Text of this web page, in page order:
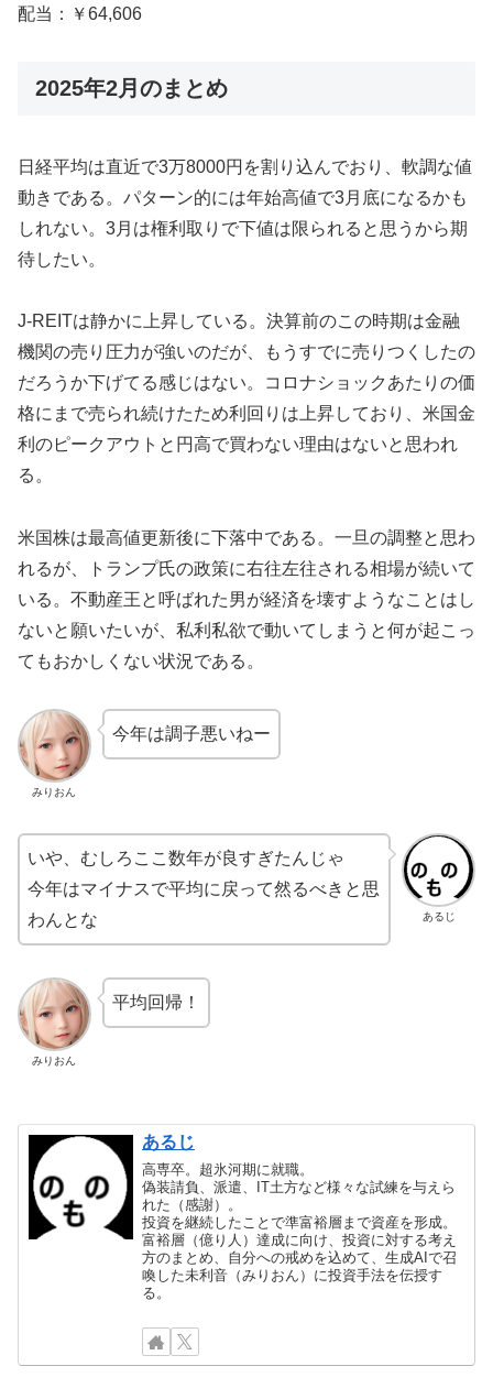
配当：￥64,606
2025年2月のまとめ
日経平均は直近で3万8000円を割り込んでおり、軟調な値
動きである。パターン的には年始高値で3月底になるかも
しれない。3月は権利取りで下値は限られると思うから期
待したい。
J-REITは静かに上昇している。決算前のこの時期は金融
機関の売り圧力が強いのだが、もうすでに売りつくしたの
だろうか下げてる感じはない。コロナショックあたりの価
格にまで売られ続けたため利回りは上昇しており、米国金
利のピークアウトと円高で買わない理由はないと思われ
る。
米国株は最高値更新後に下落中である。一旦の調整と思わ
れるが、トランプ氏の政策に右往左往される相場が続いて
いる。不動産王と呼ばれた男が経済を壊すようなことはし
ないと願いたいが、私利私欲で動いてしまうと何が起こっ
てもおかしくない状況である。
みりおん
今年は調子悪いねー
あるじ
いや、むしろここ数年が良すぎたんじゃ
今年はマイナスで平均に戻って然るべきと思
わんとな
みりおん
平均回帰！
あるじ
高専卒。超氷河期に就職。
偽装請負、派遣、IT土方など様々な試練を与えら
れた（感謝）。
投資を継続したことで準富裕層まで資産を形成。
富裕層（億り人）達成に向け、投資に対する考え
方のまとめ、自分への戒めを込めて、生成AIで召
喚した未利音（みりおん）に投資手法を伝授す
る。